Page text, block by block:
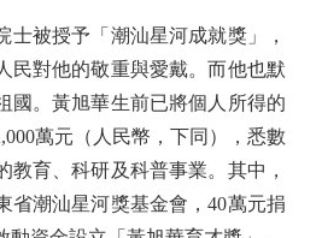
被授予「潮汕星河成就獎」，
民對他的敬重與愛戴。而他也默
國。黃旭華生前已將個人所得的
萬元（人民幣，下同），悉數
教育、科研及科普事業。其中，
省潮汕星河獎基金會，40萬元捐